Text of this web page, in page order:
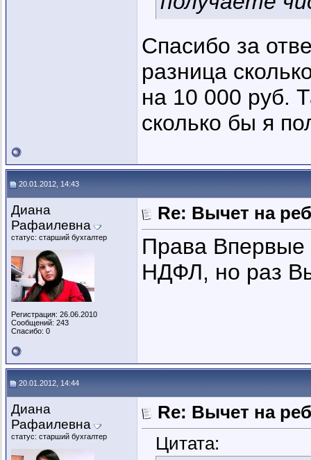
Спасибо за
разница
на 10 000 руб.
сколько бы я
20.01.2012, 14:43
Диана
Рафаилевна
статус: старший бухгалтер
Регистрация: 26.06.2010
Сообщений: 243
Спасибо: 0
Re: Вычет на
Права Впервые
НДФЛ, но раз
20.01.2012, 14:44
Диана
Рафаилевна
статус: старший бухгалтер
Re: Вычет на
Цитата: